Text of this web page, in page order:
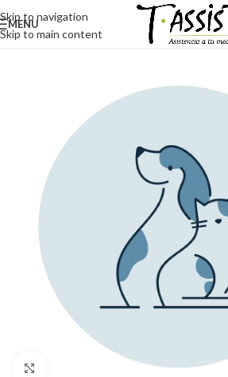
Skip to navigation
Skip to main content
MENU